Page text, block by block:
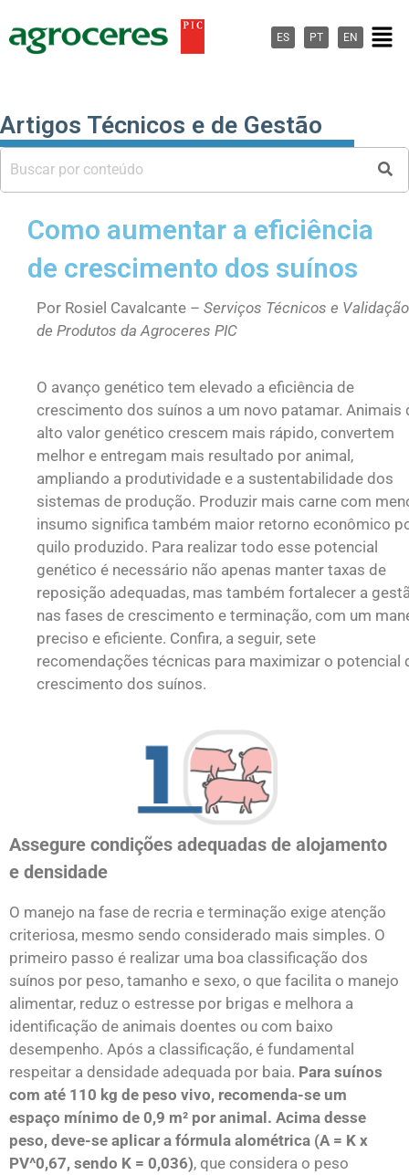
para
ES PT EN
Artigos Técnicos e de Gestão
Como aumentar a eficiência
de crescimento dos suínos
Por Rosiel Cavalcante – Serviços Técnicos e Validação
de Produtos da Agroceres PIC
O avanço genético tem elevado a eficiência de
crescimento dos suínos a um novo patamar. Animais
alto valor genético crescem mais rápido, convertem
melhor e entregam mais resultado por animal,
ampliando a produtividade e a sustentabilidade dos
sistemas de produção. Produzir mais carne com
insumo significa também maior retorno econômico
quilo produzido. Para realizar todo esse potencial
genético é necessário não apenas manter taxas de
reposição adequadas, mas também fortalecer a
nas fases de crescimento e terminação, com um
preciso e eficiente. Confira, a seguir, sete
recomendações técnicas para maximizar o potencial
crescimento dos suínos.
Assegure condições adequadas de alojamento
e densidade
O manejo na fase de recria e terminação exige atenção
criteriosa, mesmo sendo considerado mais simples. O
primeiro passo é realizar uma boa classificação dos
suínos por peso, tamanho e sexo, o que facilita o manejo
alimentar, reduz o estresse por brigas e melhora a
identificação de animais doentes ou com baixo
desempenho. Após a classificação, é fundamental
respeitar a densidade adequada por baia. Para suínos
com até 110 kg de peso vivo, recomenda-se um
espaço mínimo de 0,9 m² por animal. Acima desse
peso, deve-se aplicar a fórmula alométrica (A = K x
PV^0,67, sendo K = 0,036), que considera o peso